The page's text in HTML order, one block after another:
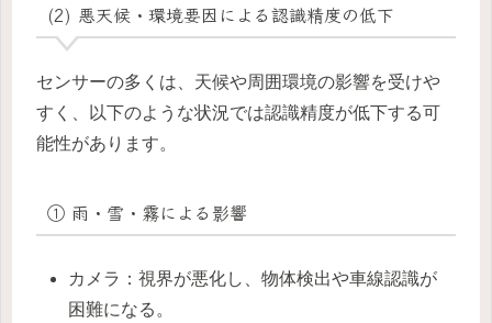
(2) 悪天候・環境要因による認識精度の低下
センサーの多くは、天候や周囲環境の影響を受けや
すく、以下のような状況では認識精度が低下する可
能性があります。
① 雨・雪・霧による影響
カメラ：視界が悪化し、物体検出や車線認識が
困難になる。